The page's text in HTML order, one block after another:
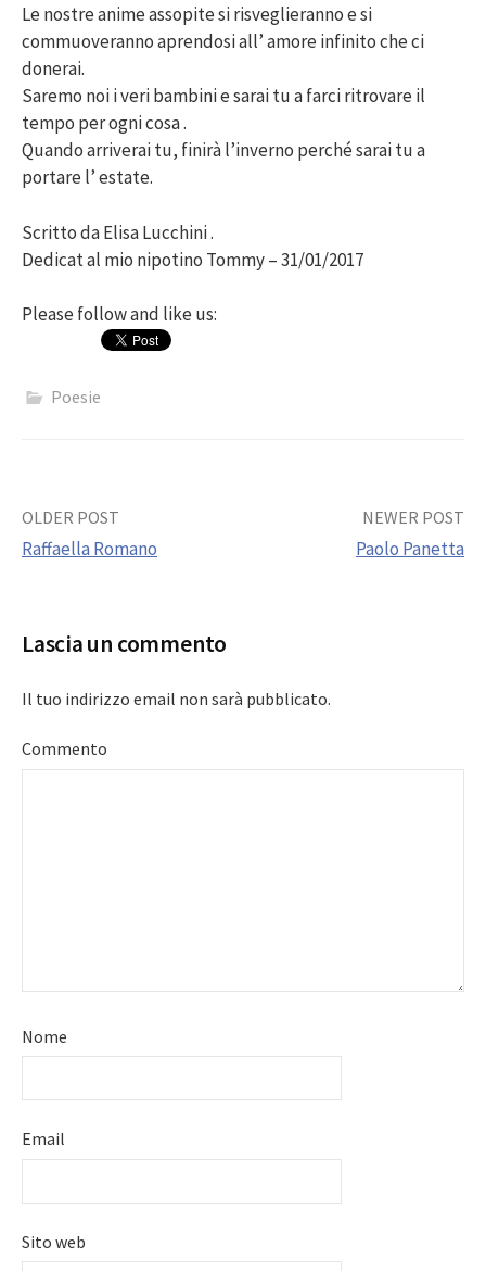
Le nostre anime assopite si risveglieranno e si
commuoveranno aprendosi all’ amore infinito che ci
donerai.
Saremo noi i veri bambini e sarai tu a farci ritrovare il
tempo per ogni cosa .
Quando arriverai tu, finirà l’inverno perché sarai tu a
portare l’ estate.
Scritto da Elisa Lucchini .
Dedicat al mio nipotino Tommy – 31/01/2017
Please follow and like us:
Poesie
Post
OLDER POST
Raffaella Romano
NEWER POST
Paolo Panetta
Lascia un commento
Il tuo indirizzo email non sarà pubblicato.
Commento
Nome
Email
Sito web